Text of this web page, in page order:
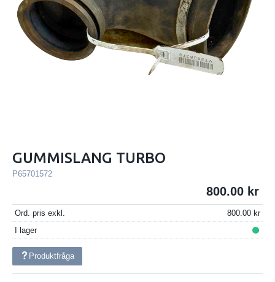
GUMMISLANG TURBO
P65701572
800.00
Ord. pris exkl.
800.00
I lager
Produktfråga